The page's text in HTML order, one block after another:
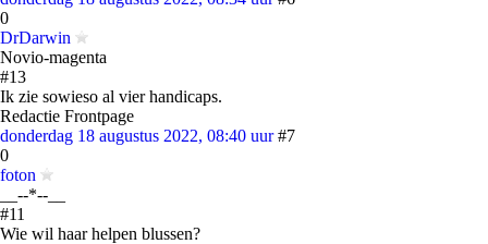
0
DrDarwin
Novio-magenta
#13
Ik zie sowieso al vier handicaps.
Redactie Frontpage
donderdag 18 augustus 2022, 08:40 uur #7
0
foton
__--*--__
#11
Wie wil haar helpen blussen?